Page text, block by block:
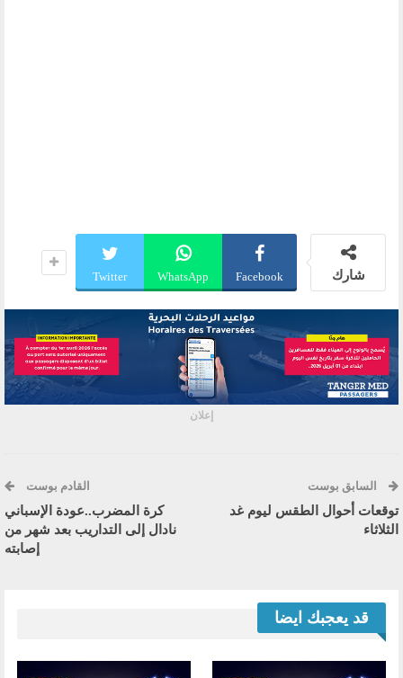
شارك Facebook
WhatsApp
Twitter
إعلان
السابق بوست
توقعات أحوال الطقس ليوم غد
الثلاثاء
القادم بوست
كرة المضرب..عودة الإسباني
نادال إلى التداريب بعد شهر من
إصابته
قد يعجبك ايضا